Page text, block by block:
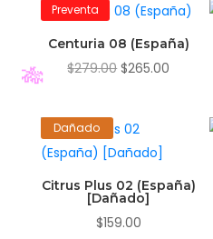
Preventa
Centuria 08 (España)
$279.00El
era:
$279.00.
$265.00
actual
Dañado
Citrus Plus 02 (España)
[Dañado]
$159.00
🎋